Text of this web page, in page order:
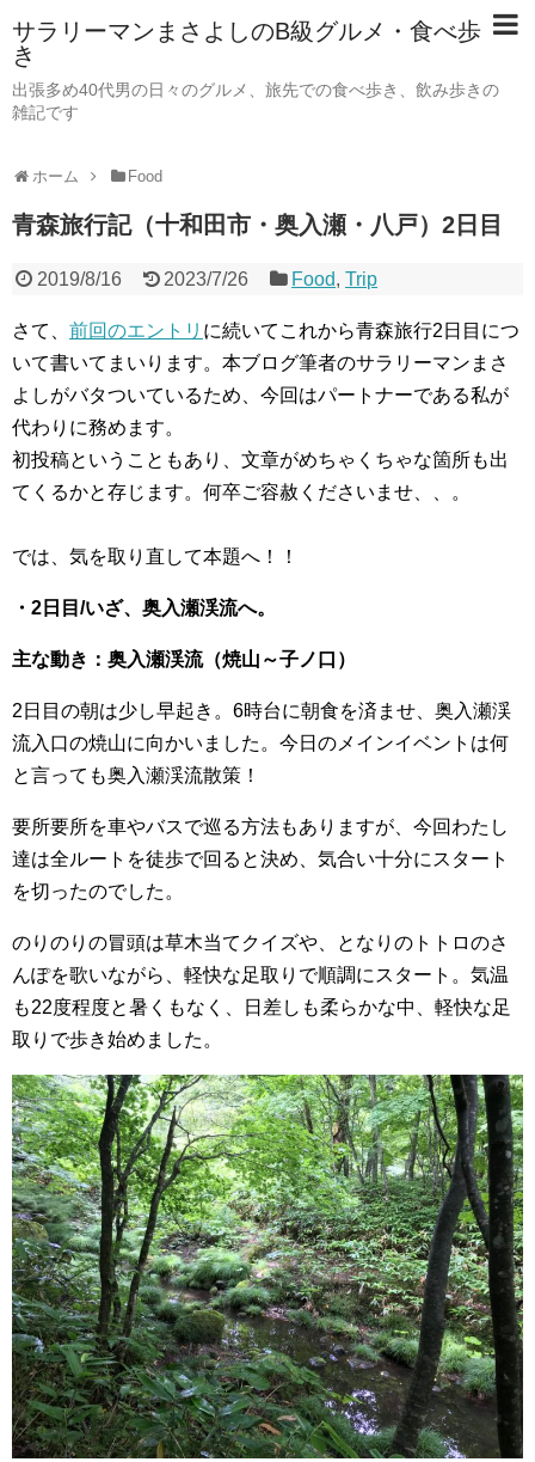
サラリーマンまさよしのB級グルメ・食べ歩
き
出張多め40代男の日々のグルメ、旅先での食べ歩き、飲み歩きの
雑記です
ホーム Food
青森旅行記（十和田市・奥入瀬・八戸）2日目
2019/8/16 2023/7/26 Food,Trip
さて、 前回のエントリ に続いてこれから青森旅行2日目につ
いて書いてまいります。本ブログ筆者のサラリーマンまさ
よしがバタついているため、今回はパートナーである私が
代わりに務めます。
初投稿ということもあり、文章がめちゃくちゃな箇所も出
てくるかと存じます。何卒ご容赦くださいませ、、。
では、気を取り直して本題へ！！
・2日目/いざ、奥入瀬渓流へ。
主な動き：奥入瀬渓流（焼山～子ノ口）
2日目の朝は少し早起き。6時台に朝食を済ませ、奥入瀬渓
流入口の焼山に向かいました。今日のメインイベントは何
と言っても奥入瀬渓流散策！
要所要所を車やバスで巡る方法もありますが、今回わたし
達は全ルートを徒歩で回ると決め、気合い十分にスタート
を切ったのでした。
のりのりの冒頭は草木当てクイズや、となりのトトロのさ
んぽを歌いながら、軽快な足取りで順調にスタート。気温
も22度程度と暑くもなく、日差しも柔らかな中、軽快な足
取りで歩き始めました。